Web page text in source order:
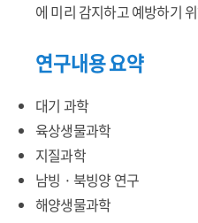
에 미리 감지하고 예방하기
연구내용 요약
대기 과학
육상생물과학
지질과학
남빙 · 북빙양 연구
해양생물과학